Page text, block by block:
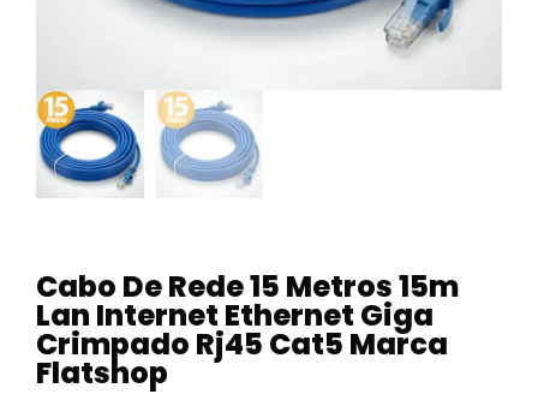
Cabo De Rede 15 Metros 15m
Lan Internet Ethernet Giga
Crimpado Rj45 Cat5 Marca
Flatshop